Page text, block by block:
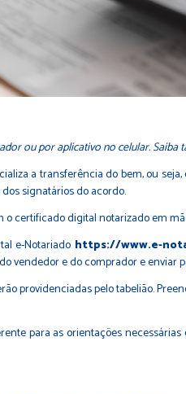
ou por aplicativo no celular.
a transferência do bem, ou
signatários do acordo.
certificado digital notarizado em
e-Notariado https://www.e-
vendedor e do comprador e enviar
providenciadas pelo tabelião.
para as orientações